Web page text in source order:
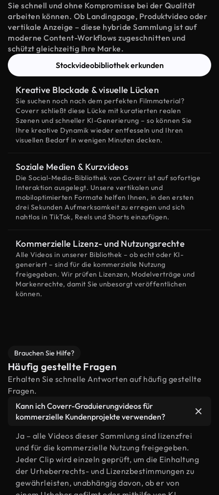
Sie schnell und ohne Kompromisse bei der Qualität
arbeiten können. Ob Landingpage, Produktvideo oder
vertikale Anzeige – diese hybride Sammlung ist auf
moderne Content-Workflows zugeschnitten und
schützt gleichzeitig Ihre Marke.
Stockvideobibliothek erkunden
Kreative Blockade & visuelle Lücken
Sie suchen noch nach dem perfekten Filmmaterial?
Coverr schließt diese Lücke mit kuratierten realen
Szenen und schneller KI-Generierung – so können Sie
Ihre kreative Dynamik wieder entfesseln und Ihren
visuellen Bedarf in wenigen Minuten decken.
Soziale Medien & Kurzvideos
Die Social-Media-Bibliothek von Coverr ist auf sofortige
Interaktion ausgelegt. Unsere vertikalen und
mobiloptimierten Formate helfen Ihnen, in den ersten
drei Sekunden Aufmerksamkeit zu erregen und sich
nahtlos in TikTok, Reels und Shorts einzufügen.
Kommerzielle Lizenz- und Nutzungsrechte
Alle Videos in unserer Bibliothek – ob echt oder KI-
generiert – sind für die kommerzielle Nutzung
freigegeben. Wir prüfen Lizenzen, Modelverträge und
Markenrechte, damit Sie unbesorgt veröffentlichen
können.
Brauchen Sie Hilfe?
Häufig gestellte Fragen
Erhalten Sie schnelle Antworten auf häufig gestellte
Fragen.
Kann ich Coverr-Graduierungvideos für
kommerzielle Kundenprojekte verwenden?
Ja – alle Videos dieser Sammlung sind lizenzfrei
und für die kommerzielle Nutzung freigegeben.
Jeder Clip wird einzeln geprüft, um die Einhaltung
der Urheberrechts- und Lizenzbestimmungen zu
gewährleisten, unabhängig davon, ob er von